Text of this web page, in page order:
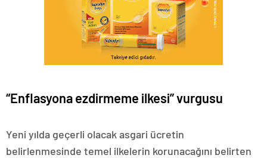
“Enflasyona ezdirmeme ilkesi” vurgusu
Yeni yılda geçerli olacak asgari ücretin
belirlenmesinde temel ilkelerin korunacağını belirten